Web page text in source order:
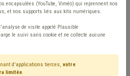
avec des mots-clés
encapsulées (YouTube, Viméo) qui reprennent nos
et nos supports liés aux kits numériques.
de visite appelé Plausible
le suivi sans cookie et ne collecte aucune
d'applications tierces, votre
limitée.